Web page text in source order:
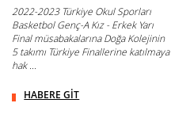
2022-2023 Türkiye Okul Sporları
Basketbol Genç-A Kız - Erkek Yarı
Final müsabakalarına Doğa Kolejinin
5 takımı Türkiye Finallerine katılmaya
hak ...
HABERE GİT